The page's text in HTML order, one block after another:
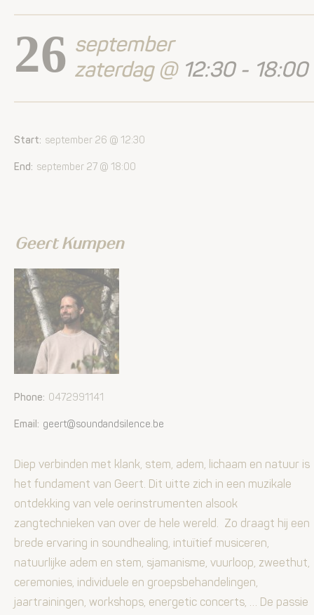
26 september
zaterdag @ 12:30 - 18:00
Start: september 26 @ 12:30
End: september 27 @ 18:00
Geert Kumpen
Phone: 0472991141
Email: geert@soundandsilence.be
Diep verbinden met klank, stem, adem, lichaam en natuur is
het fundament van Geert. Dit uitte zich in een muzikale
ontdekking van vele oerinstrumenten alsook
zangtechnieken van over de hele wereld. Zo draagt hij een
brede ervaring in soundhealing, intuïtief musiceren,
natuurlijke adem en stem, sjamanisme, vuurloop, zweethut,
ceremonies, individuele en groepsbehandelingen,
jaartrainingen, workshops, energetic concerts, … De passie